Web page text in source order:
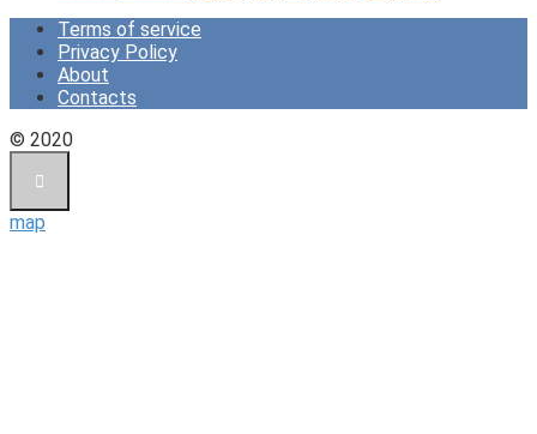
Terms of service
Privacy Policy
About
Contacts
© 2020
map